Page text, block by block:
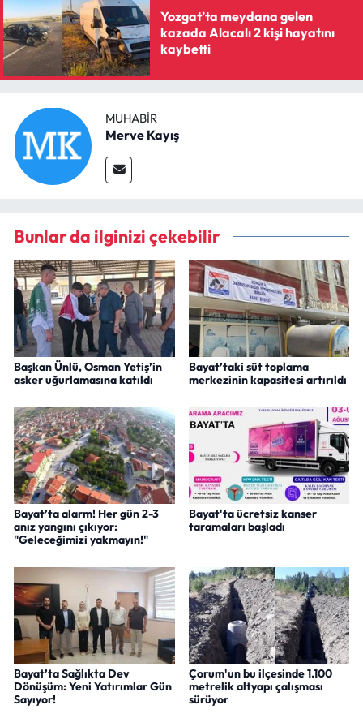
Yozgat’ta meydana gelen
kazada Alacalı 2 kişi hayatını
kaybetti
MUHABIR
Merve Kayış
Bunlar da ilginizi çekebilir
Başkan Ünlü, Osman Yetiş’in
asker uğurlamasına katıldı
Bayat’taki süt toplama
merkezinin kapasitesi artırıldı
Bayat’ta alarm! Her gün 2-3
anız yangını çıkıyor:
"Geleceğimizi yakmayın!"
Bayat'ta ücretsiz kanser
taramaları başladı
Bayat’ta Sağlıkta Dev
Dönüşüm: Yeni Yatırımlar Gün
Sayıyor!
Çorum'un bu ilçesinde 1.100
metrelik altyapı çalışması
sürüyor